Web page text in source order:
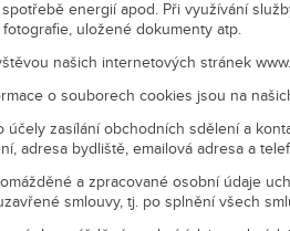
energií apod. Při využívání
uložené dokumenty atp.
našich internetových stránek
o souborech cookies jsou na
účely zasílání obchodních sdělení a
adresa bydliště, emailová adresa a
a zpracované osobní údaje
smlouvy, tj. po splnění všech